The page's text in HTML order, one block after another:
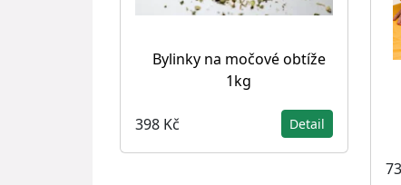
Bylinky na močové obtíže
1kg
398 Kč Detail